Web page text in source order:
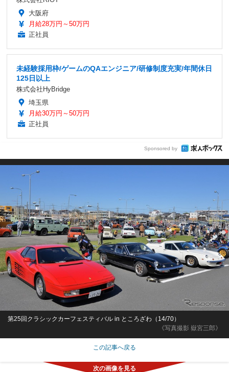
大阪府
月給28万円～50万円
正社員
未経験採用枠/ゲームのQAエンジニア/研修制度充実/年間休日
125日以上
株式会社HyBridge
埼玉県
月給30万円～50万円
正社員
Sponsored by
《写真撮影 嶽宮三郎》
第25回クラシックカーフェスティバル in ところざわ（14/70）
この記事へ戻る